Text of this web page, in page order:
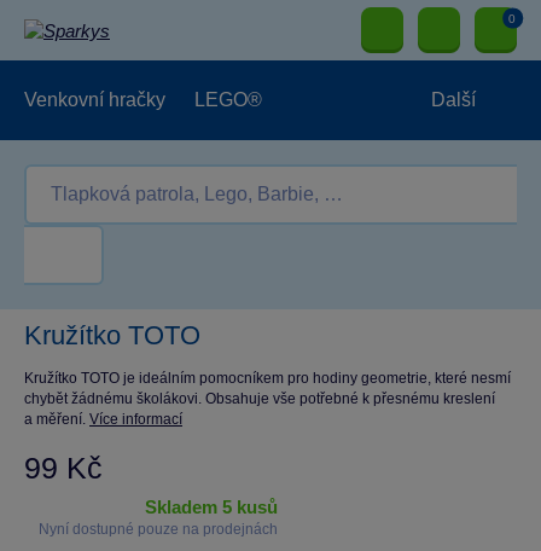
0
Venkovní hračky LEGO® Další
Kružítko TOTO
Kružítko TOTO je ideálním pomocníkem pro hodiny geometrie, které nesmí
chybět žádnému školákovi. Obsahuje vše potřebné k přesnému kreslení
a měření. Více informací
99 Kč
skladem 5 kusů
Nyní dostupné pouze na prodejnách